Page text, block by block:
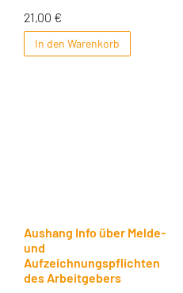
21,00 €
In den Warenkorb
Aushang Info über Melde-
und
Aufzeichnungspflichten
des Arbeitgebers